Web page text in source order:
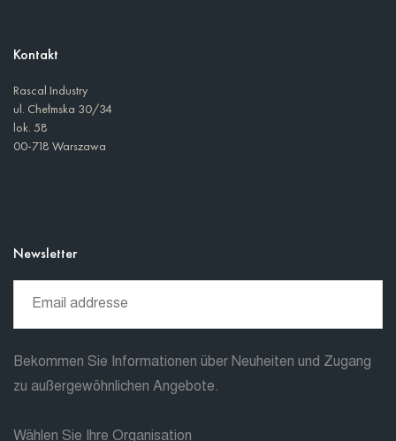
Kontakt
Rascal Industry
ul. Chełmska 30/34
lok. 58
00-718 Warszawa
Newsletter
Bekommen Sie Informationen über Neuheiten und Zugang
zu außergewöhnlichen Angebote.
Wählen Sie Ihre Organisation